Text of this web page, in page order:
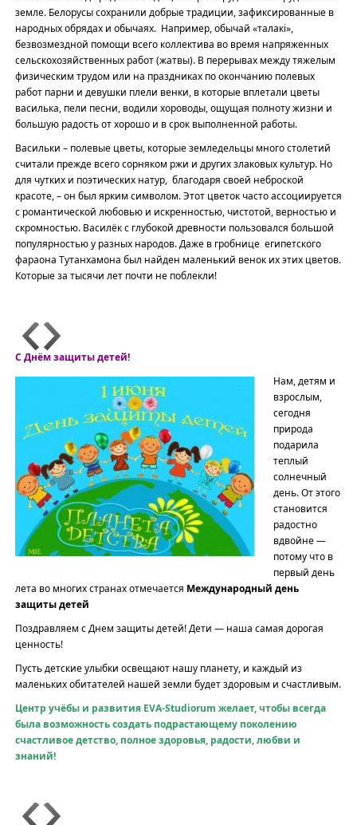
земле. Белорусы сохранили добрые традиции, зафик­сированные в
народных обрядах и обычаях. Например, обычай «талакi»,
безвозмездной помощи всего коллектива во время напряженных
сельскохозяйственных работ (жатвы). В перерывах между тяжелым
физическим трудом или на празд­никах по окончанию полевых
рабо­т парни и девушки плели венки, в которые вплетали цветы
василька, пели песни, водили хороводы, ощущая полноту жизни и
большую радость от хорошо и в срок выполненной рабо­ты.
Васильки – полевые цветы, которые земледельцы много столетий
считали прежде всего сорняком ржи и других злаковых культур. Но
для чутких и поэтических натур, благодаря своей неброской
красоте, – он был ярким символом. Этот цветок часто ассоциируется
с романтической любовью и искренностью, чистотой, верностью и
скромностью. Василёк с глубокой древности пользовался большой
популярностью у разных народов. Даже в гробнице египетского
фараона Тутанхамона был найден маленький венок их этих цветов.
Которые за тысячи лет почти не поблекли!
С Днём защиты детей!
Нам, детям и
взрослым,
сегодня
природа
подарила
теплый
солнечный
день. От этого
становится
радостно
вдвойне —
потому что в
первый день
лета во многих странах отмечается Международный день
защиты детей
Поздравляем с Днем защиты детей! Дети — наша самая дорогая
ценность!
Пусть детские улыбки освещают нашу планету, и каждый из
маленьких обитателей нашей земли будет здоровым и счастливым.
Центр учёбы и развития EVA-Studiorum желает, чтобы всегда
была возможность создать подрастающему поколению
счастливое детство, полное здоровья, радости, любви и
знаний!